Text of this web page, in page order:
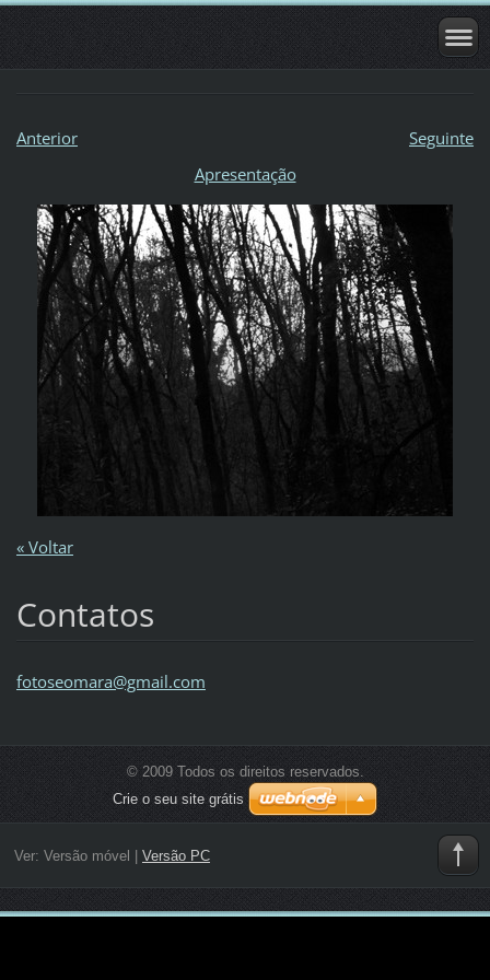
Anterior
Seguinte
Apresentação
« Voltar
Contatos
fotoseomara@gmail.com
© 2009 Todos os direitos reservados.
Crie o seu site grátis
Ver: Versão móvel Versão PC